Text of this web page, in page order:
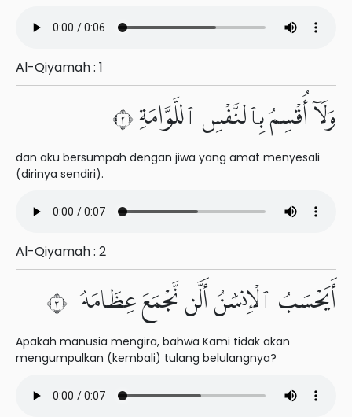
Al-Qiyamah : 1
وَلَآ أُقْسِمُ بِٱلنَّفْسِ ٱللَّوَّامَةِ ٢
dan aku bersumpah dengan jiwa yang amat menyesali
(dirinya sendiri).
Al-Qiyamah : 2
أَيَحْسَبُ ٱلْإِنسَٰنُ أَلَّن نَّجْمَعَ عِظَامَهُۥ ٣
Apakah manusia mengira, bahwa Kami tidak akan
mengumpulkan (kembali) tulang belulangnya?